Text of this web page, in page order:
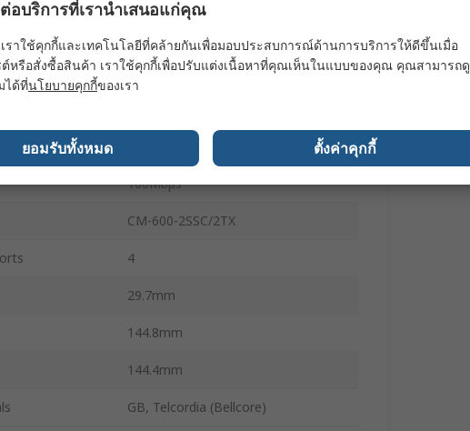
MOXA
4
100Mbps
CM-600-2SSC/2TX
4
29.7mm
144.8mm
144.4mm
GB, Telcordia (Bellcore)
อบริการที่เรานำเสนอแก่คุณ
ราใช้คุกกี้และเทคโนโลยีที่คล้ายกันเพื่อมอบประสบการณ์ด้านการบริการให้ดีขึ้นเมื่อ
หรือสั่งซื้อสินค้า เราใช้คุกกี้เพื่อปรับแต่งเนื้อหาที่คุณเห็นในแบบของคุณ คุณสามารถดู
ได้ที่นโยบายคุกกี้ของเรา
ยอมรับทั้งหมด ตั้งค่าคุกกี้